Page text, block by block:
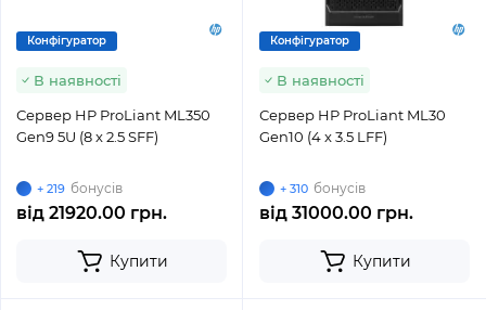
Конфігуратор
В наявності
Сервер HP ProLiant ML350
Gen9 5U (8 x 2.5 SFF)
+ 219 бонусів
від 21920.00 грн.
Купити
Конфігуратор
В наявності
Сервер HP ProLiant ML30
Gen10 (4 x 3.5 LFF)
+ 310 бонусів
від 31000.00 грн.
Купити